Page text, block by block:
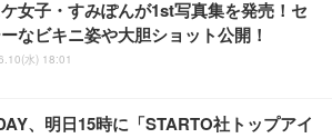
女子・すみぽんが1st写真集を発売！セ
なビキニ姿や大胆ショット公開！
水) 18:01
、明日15時に「STARTO社トップアイ